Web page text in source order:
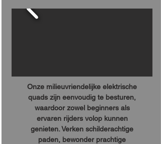
Onze milieuvriendelijke elektrische
quads zijn eenvoudig te besturen,
waardoor zowel beginners als
ervaren rijders volop kunnen
genieten. Verken schilderachtige
paden, bewonder prachtige